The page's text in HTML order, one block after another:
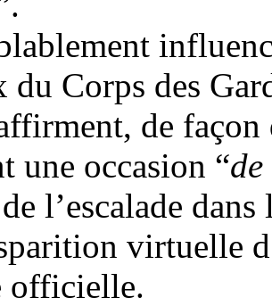
du Corps des
de façon
une occasion “
l’escalade
virtuelle
officielle.